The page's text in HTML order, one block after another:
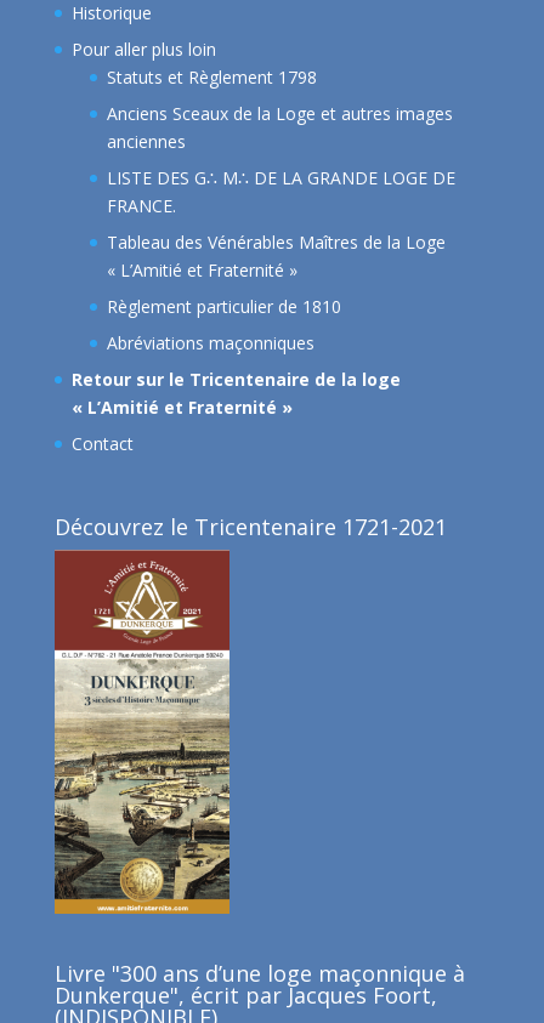
Historique
Pour aller plus loin
Statuts et Règlement 1798
Anciens Sceaux de la Loge et autres images
anciennes
LISTE DES G∴ M∴ DE LA GRANDE LOGE DE
FRANCE.
Tableau des Vénérables Maîtres de la Loge
« L’Amitié et Fraternité »
Règlement particulier de 1810
Abréviations maçonniques
Retour sur le Tricentenaire de la loge
« L’Amitié et Fraternité »
Contact
Découvrez le Tricentenaire 1721-2021
Livre "300 ans d’une loge maçonnique à
Dunkerque", écrit par Jacques Foort,
(INDISPONIBLE)